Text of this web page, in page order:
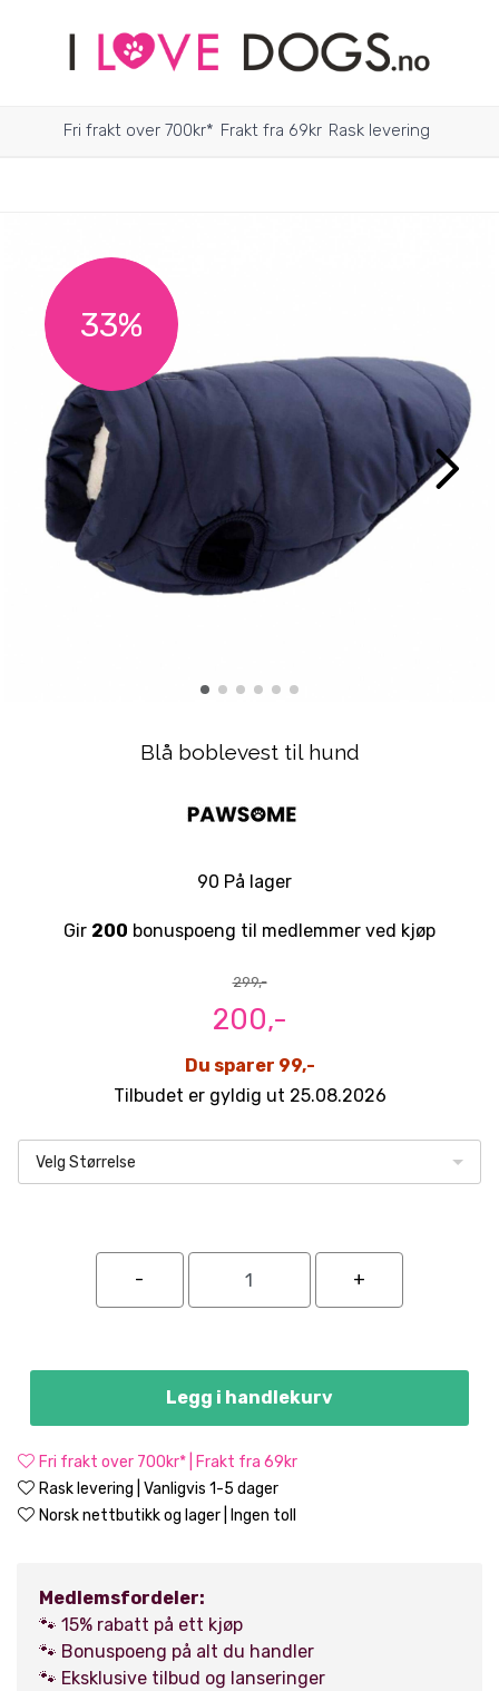
Fri frakt over 700kr* Frakt fra 69kr Rask levering
33%
Blå boblevest til hund
90 På lager
Gir 200 bonuspoeng til medlemmer ved kjøp
299,-
200,-
Du sparer 99,-
Tilbudet er gyldig ut 25.08.2026
Velg Størrelse
Legg i handlekurv
Fri frakt over 700kr* | Frakt fra 69kr
Rask levering | Vanligvis 1-5 dager
Norsk nettbutikk og lager | Ingen toll
Medlemsfordeler:
🐾 15% rabatt på ett kjøp
🐾 Bonuspoeng på alt du handler
🐾 Eksklusive tilbud og lanseringer